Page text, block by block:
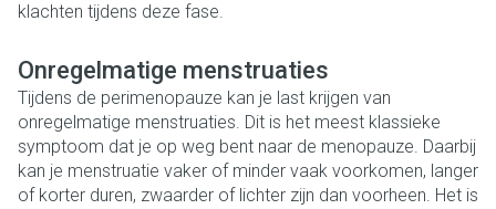
klachten tijdens deze fase.
Onregelmatige menstruaties
Tijdens de perimenopauze kan je last krijgen van
onregelmatige menstruaties. Dit is het meest klassieke
symptoom dat je op weg bent naar de menopauze. Daarbij
kan je menstruatie vaker of minder vaak voorkomen, langer
of korter duren, zwaarder of lichter zijn dan voorheen. Het is